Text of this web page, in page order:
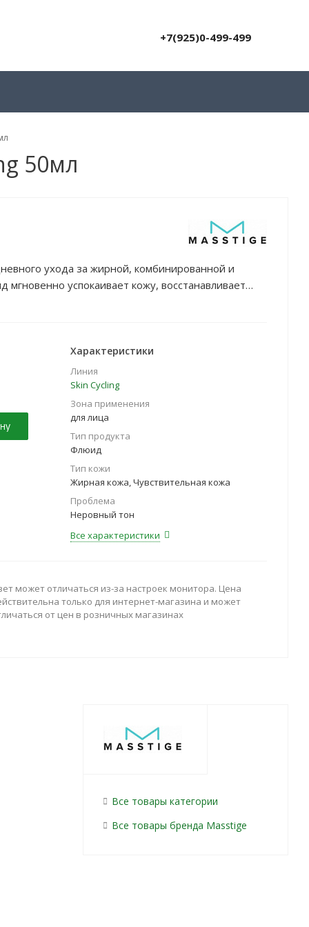
+7(925)0-499-499
50мл
ухода за жирной, комбинированной и
успокаивает кожу, восстанавливает
кожа меньше теряет влагу и лучше защищена
Характеристики
Линия
Skin Cycling
Зона применения
для лица
Тип продукта
Флюид
Тип кожи
Жирная кожа, Чувствительная кожа
Проблема
Неровный тон
Все характеристики
может отличаться из-за настроек монитора. Цена
только для интернет-магазина и может
от цен в розничных магазинах
Все товары категории
Все товары бренда Masstige